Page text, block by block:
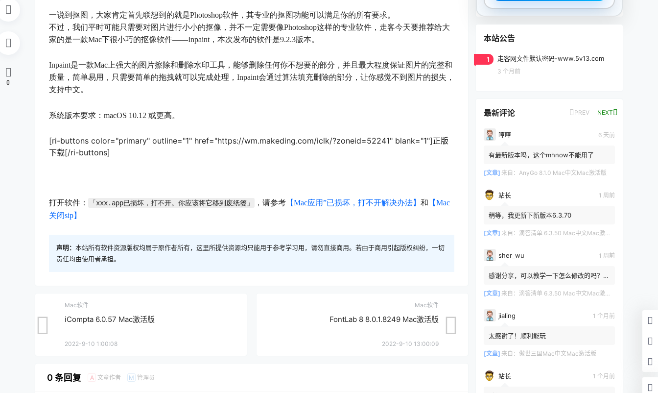
一说到抠图，大家肯定首先联想到的就是Photoshop软件，其专业的抠图功能可以满足你的所有要求。
不过，我们平时可能只需要对图片进行小小的抠像，并不一定需要像Photoshop这样的专业软件，走客今天要推荐给大
家的是一款Mac下很小巧的抠像软件——Inpaint，本次发布的软件是9.2.3版本。
Inpaint是一款Mac上强大的图片擦除和删除水印工具，能够删除任何你不想要的部分，并且最大程度保证图片的完整和
质量，简单易用，只需要简单的拖拽就可以完成处理，Inpaint会通过算法填充删除的部分，让你感觉不到图片的损失，
支持中文。
系统版本要求：macOS 10.12 或更高。
[ri-buttons color="primary" outline="1" href="https://wm.makeding.com/iclk/?zoneid=52241" blank="1"]正版
下载[/ri-buttons]
打开软件： 「xxx.app已损坏，打不开。你应该将它移到废纸篓」 ，请参考 【Mac应用”已损坏，打不开解决办法】 和 【Mac
关闭sip】
声明： 本站所有软件资源版权均属于原作者所有，这里所提供资源均只能用于参考学习用，请勿直接商用。若由于商用引起版权纠纷，一切
责任均由使用者承担。
0
Mac软件
iCompta 6.0.57 Mac激活版
2022-9-10 1:00:08
Mac软件
FontLab 8 8.0.1.8249 Mac激活版
2022-9-10 13:00:09
0 条回复 A 文章作者 M 管理员
本站公告
1 走客网文件默认密码-www.5v13.com
3 个月前
最新评论 PREV NEXT
哼哼 6 天前
有最新版本吗，这个mhnow不能用了
[文章] 来自： AnyGo 8.1.0 Mac中文Mac激活版
站长 1 周前
稍等，我更新下新版本6.3.70
[文章] 来自： 滴答清单 6.3.50 Mac中文Mac激活版
sher_wu 1 周前
感谢分享，可以教学一下怎么修改的吗？目
[文章] 来自： 滴答清单 6.3.50 Mac中文Mac激活版
jialing 1 个月前
太感谢了！顺利能玩
[文章] 来自： 傲世三国Mac中文Mac激活版
站长 1 个月前